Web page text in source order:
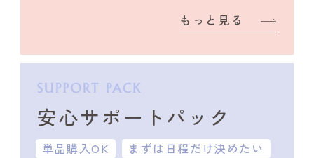
もっと見る
安心サポートパック
単品購入OK まずは日程だけ決めたい